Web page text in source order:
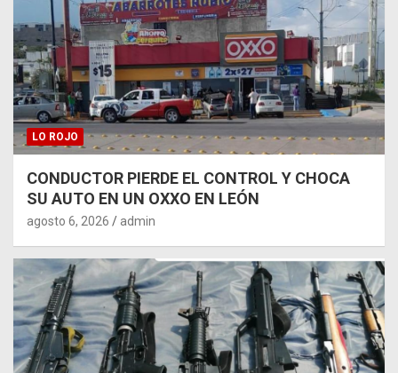
LO ROJO
CONDUCTOR PIERDE EL CONTROL Y CHOCA
SU AUTO EN UN OXXO EN LEÓN
agosto 6, 2026 admin